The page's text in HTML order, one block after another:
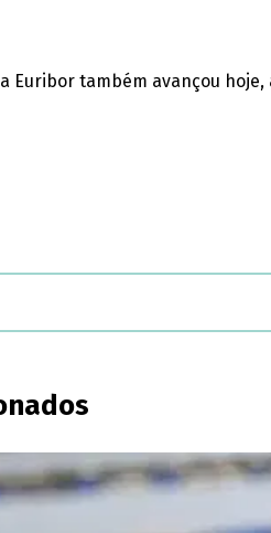
Euribor também avançou